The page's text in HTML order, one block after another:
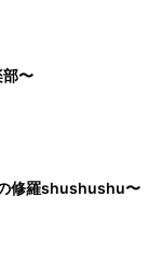
〜
修羅shushushu〜